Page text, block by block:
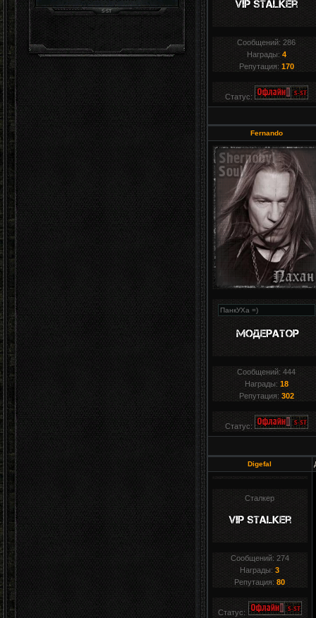
Сообщений:286
Награды: 4
Репутация: 170
Статус:
Fernando
Сообщений:444
Награды: 18
Репутация: 302
Статус:
Digefal
Сталкер
Сообщений: 274
Награды:3
Репутация:80
Статус: